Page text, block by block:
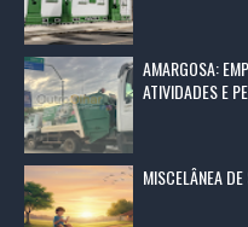
AMARGOSA:
ATIVIDADES E
MISCELÂNEA